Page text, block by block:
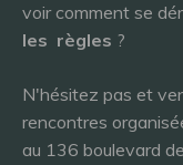
voir comment se
les règles ?
N'hésitez pas et
rencontres
au 136 boulevard